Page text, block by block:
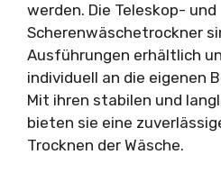
werden. Die Teleskop- und
Scherenwäschetrockner
Ausführungen erhältlich
individuell an die eigenen
Mit ihren stabilen und
bieten sie eine
Trocknen der Wäsche.